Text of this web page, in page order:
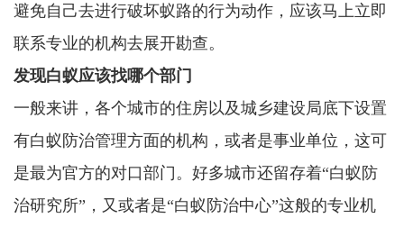
避免自己去进行破坏蚁路的行为动作，应该马上立即
联系专业的机构去展开勘查。
发现白蚁应该找哪个部门
一般来讲，各个城市的住房以及城乡建设局底下设置
有白蚁防治管理方面的机构，或者是事业单位，这可
是最为官方的对口部门。好多城市还留存着“白蚁防
治研究所”，又或者是“白蚁防治中心”这般的专业机